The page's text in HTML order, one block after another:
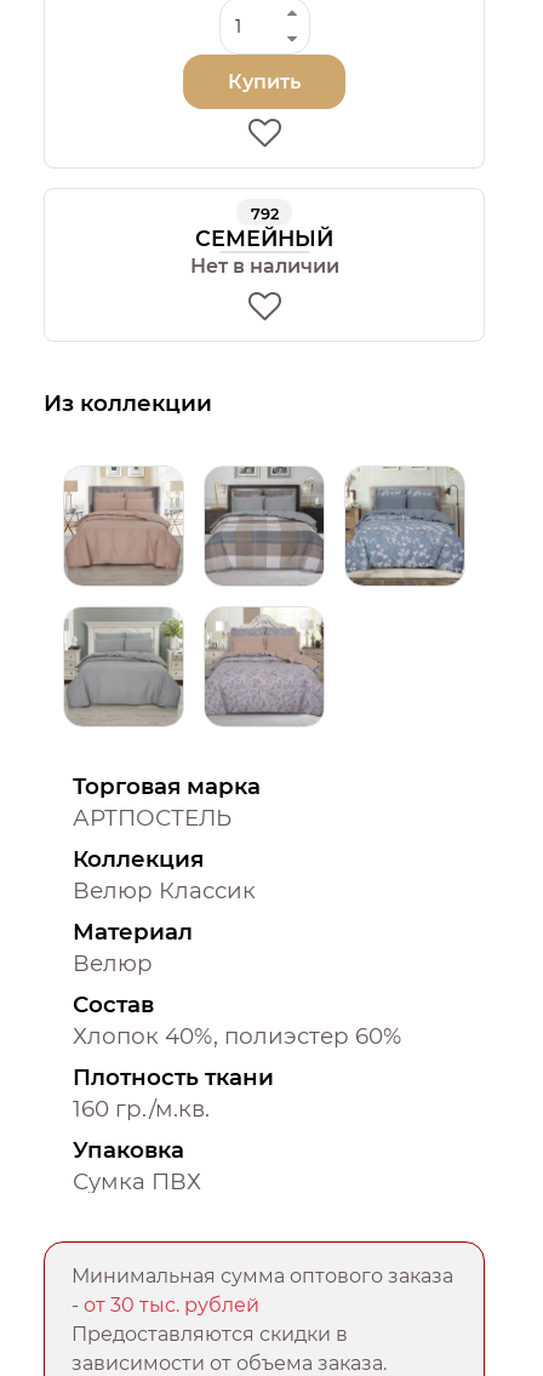
Купить
792
СЕМЕЙНЫЙ
Нет в наличии
Из коллекции
Торговая марка
АРТПОСТЕЛЬ
Коллекция
Велюр Классик
Материал
Велюр
Состав
Хлопок 40%, полиэстер 60%
Плотность ткани
160 гр./м.кв.
Упаковка
Сумка ПВХ
Минимальная сумма оптового заказа
-от 30 тыс. рублей
Предоставляются скидки в
зависимости от объема заказа.